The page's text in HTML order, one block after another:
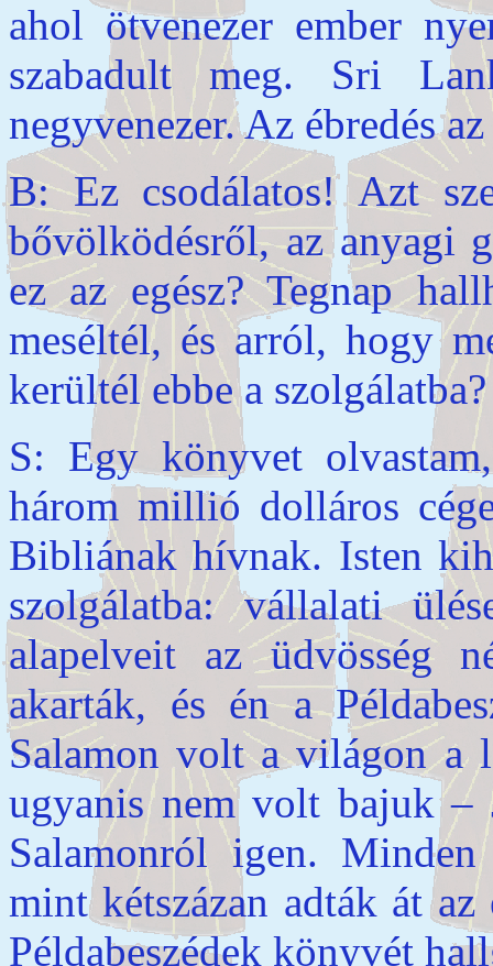
ahol ötvenezer ember
szabadult meg. Sri
negyvenezer. Az ébredés
B: Ez csodálatos! Azt
bővölködésről, az anyagi
ez az egész? Tegnap
meséltél, és arról, hogy
kerültél ebbe a szolgálatba?
S: Egy könyvet
három millió dolláros
Bibliának hívnak. Isten
szolgálatba: vállalati
alapelveit az üdvösség
akarták, és én a
Salamon volt a világon a
ugyanis nem volt bajuk –
Salamonról igen.
mint kétszázan adták át
Példabeszédek könyvét